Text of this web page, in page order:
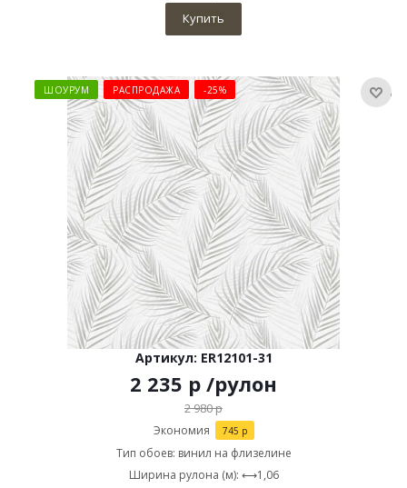
Купить
ШОУРУМ РАСПРОДАЖА -25%
Артикул: ER12101-31
2 235 р /рулон
2 980р
Экономия 745 р
Тип обоев: винил на флизелине
Ширина рулона (м): ⟷1,06